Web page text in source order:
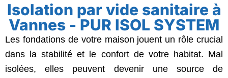
Isolation par vide sanitaire à
Vannes - PUR ISOL SYSTEM
Les fondations de votre maison jouent un rôle crucial
dans la stabilité et le confort de votre habitat. Mal
isolées, elles peuvent devenir une source de